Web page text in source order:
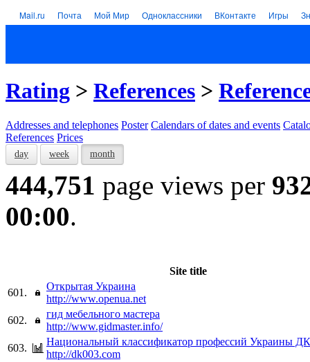
Mail.ru Почта Мой Мир Одноклассники ВКонтакте Игры
Rating > References >
Addresses and telephones Poster Calendars of dates and events
References Prices
day week month
444,751 page views per
00:00.
Site title
601.
Открытая Украина
http://www.openua.net
602.
гид мебельного мастера
http://www.gidmaster.info/
603.
Национальный классификатор профессий Украины
http://dk003.com